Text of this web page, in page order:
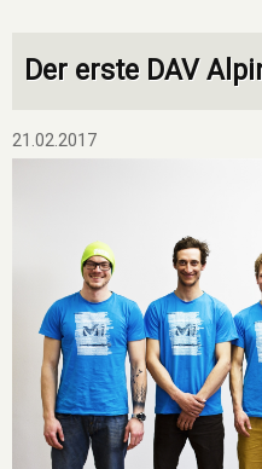
Der erste DAV
21.02.2017